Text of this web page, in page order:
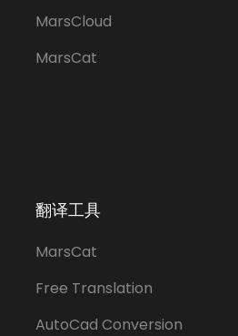
MarsCloud
MarsCat
翻译工具
MarsCat
Free Translation
AutoCad Conversion